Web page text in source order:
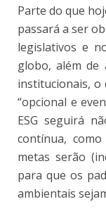
Parte do que
passará a ser
legislativos e
globo, além de
institucionais, o
“opcional e
ESG seguirá
contínua,
metas serão
para que os
ambientais